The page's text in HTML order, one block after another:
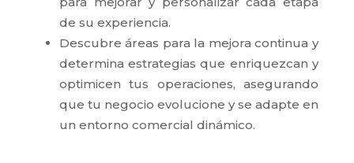
de su experiencia.
Descubre áreas para la mejora continua y
determina estrategias que enriquezcan y
optimicen tus operaciones, asegurando
que tu negocio evolucione y se adapte en
un entorno comercial dinámico.